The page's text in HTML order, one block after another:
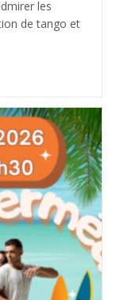
les
de tango et